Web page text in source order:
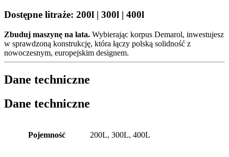
Dostępne litraże: 200l | 300l | 400l
Zbuduj maszynę na lata. Wybierając korpus Demarol, inwestujesz
w sprawdzoną konstrukcję, która łączy polską solidność z
nowoczesnym, europejskim designem.
Dane techniczne
Dane techniczne
Pojemność 200L, 300L, 400L